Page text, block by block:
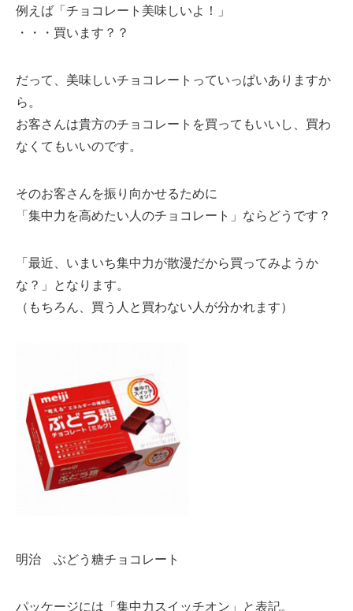
例えば「チョコレート美味しいよ！」
・・・買います？？
だって、美味しいチョコレートっていっぱいありますか
ら。
お客さんは貴方のチョコレートを買ってもいいし、買わ
なくてもいいのです。
そのお客さんを振り向かせるために
「集中力を高めたい人のチョコレート」ならどうです？
「最近、いまいち集中力が散漫だから買ってみようか
な？」となります。
（もちろん、買う人と買わない人が分かれます）
明治 ぶどう糖チョコレート
パッケージには「集中力スイッチオン」と表記。